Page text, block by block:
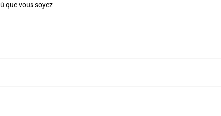
que vous soyez